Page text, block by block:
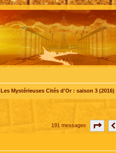
Les Mystérieuses Cités d'Or : saison 3 (2016)
191 messages Page